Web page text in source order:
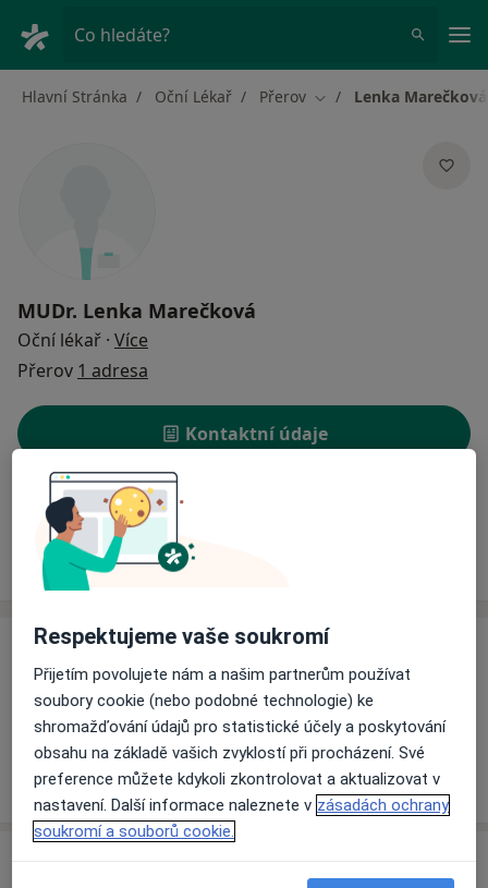
Co hledáte?
Hlavní Stránka Oční Lékař Přerov Změna města
Lenka Marečková
MUDr. Lenka Marečková
Oční lékař · Více
Přerov 1 adresa
Kontaktní údaje
Rezervovat termín
Ceník Adresy
Ceník
Informace o službách a cenách nejsou k dispozici
Tento specialista ještě nepřidával žádné informace o
svých službách.
Respektujeme vaše soukromí
Přijetím povolujete nám a našim partnerům používat
soubory cookie (nebo podobné technologie) ke
shromažďování údajů pro statistické účely a poskytování
obsahu na základě vašich zvyklostí při procházení. Své
preference můžete kdykoli zkontrolovat a aktualizovat v
nastavení. Další informace naleznete v zásadách ochrany
soukromí a souborů cookie.